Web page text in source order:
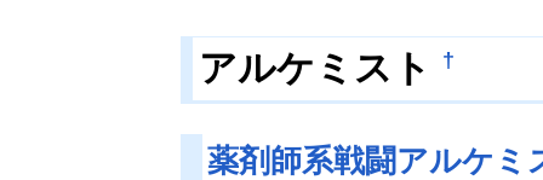
アルケミスト †
薬剤師系戦闘アルケミ